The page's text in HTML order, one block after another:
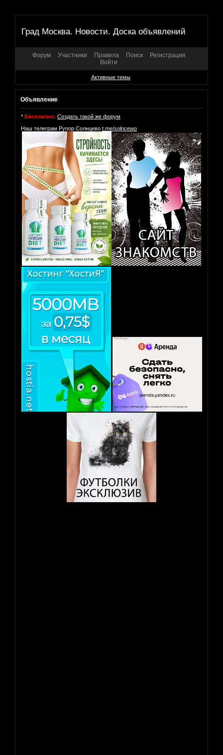
Град Москва. Новости. Доска объявлений
Форум Участники Правила Поиск
Регистрация
Войти
Активные темы
Объявление
* Бесплатно: Создать такой же форум
Наш телеграм Рупор Солнцево t.me/solncewo